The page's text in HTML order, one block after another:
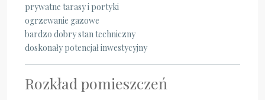
prywatne tarasy i portyki
ogrzewanie gazowe
bardzo dobry stan techniczny
doskonały potencjał inwestycyjny
Rozkład pomieszczeń